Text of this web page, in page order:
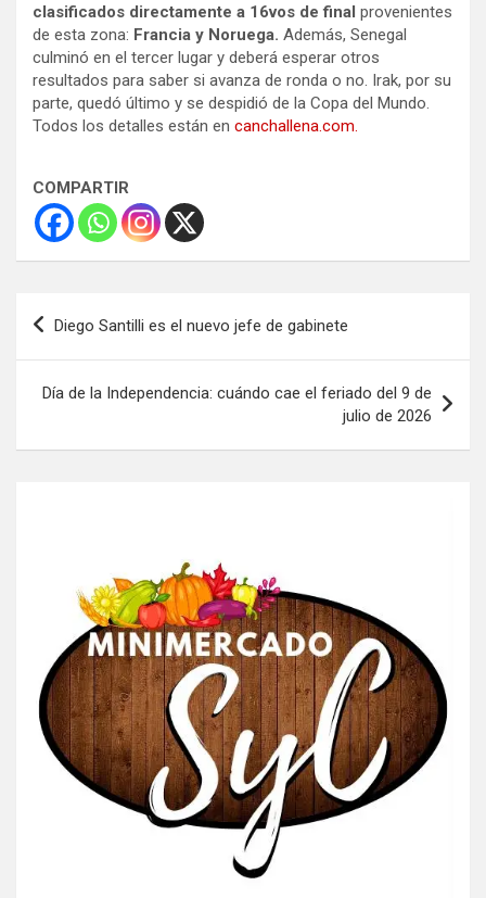
clasificados directamente a 16vos de final provenientes
de esta zona: Francia y Noruega. Además, Senegal
culminó en el tercer lugar y deberá esperar otros
resultados para saber si avanza de ronda o no. Irak, por su
parte, quedó último y se despidió de la Copa del Mundo.
Todos los detalles están en canchallena.com.
COMPARTIR
Navegación
de
Diego Santilli es el nuevo jefe de gabinete
Día de la Independencia: cuándo cae el feriado del 9 de
julio de 2026